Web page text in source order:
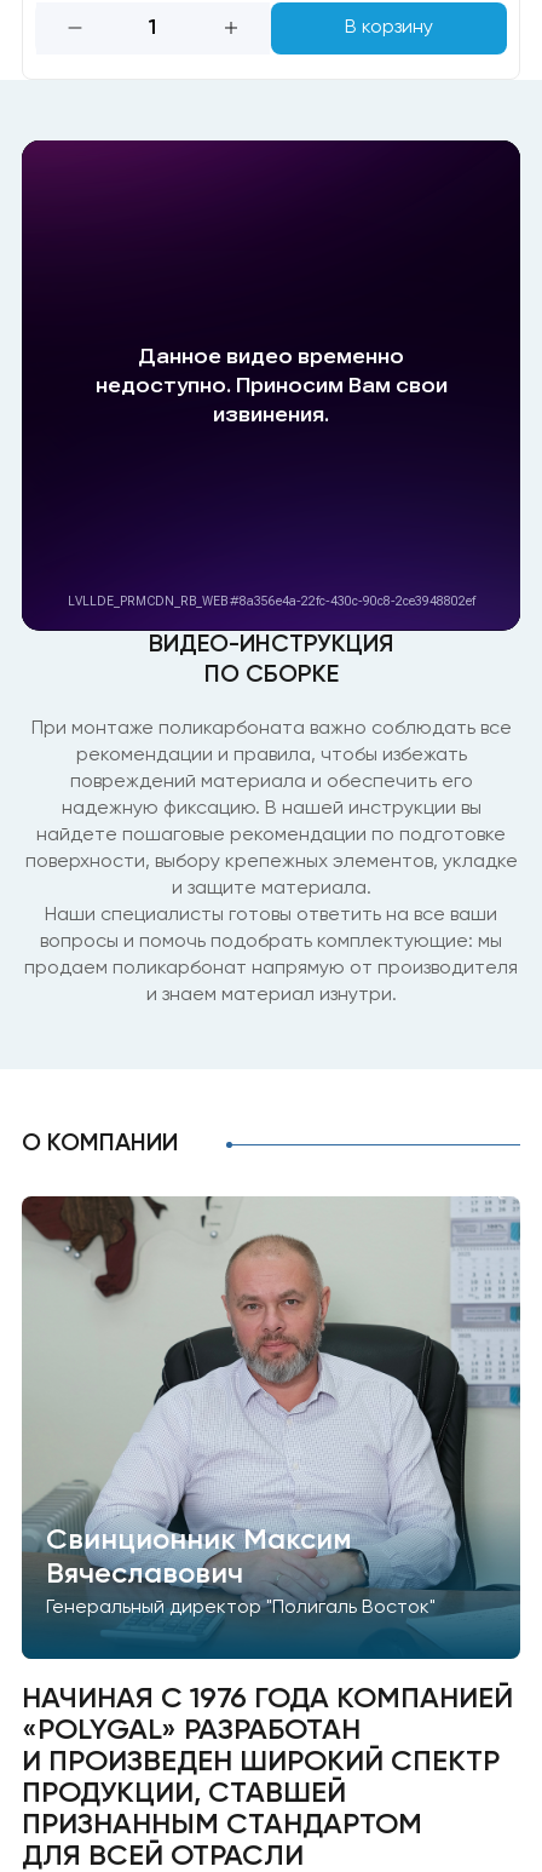
В корзину
ВИДЕО-ИНСТРУКЦИЯ
ПО СБОРКЕ
При монтаже поликарбоната важно соблюдать все
рекомендации и правила, чтобы избежать
повреждений материала и обеспечить его
надежную фиксацию. В нашей инструкции вы
найдете пошаговые рекомендации по подготовке
поверхности, выбору крепежных элементов, укладке
и защите материала.
Наши специалисты готовы ответить на все ваши
вопросы и помочь подобрать комплектующие: мы
продаем поликарбонат напрямую от производителя
и знаем материал изнутри.
О КОМПАНИИ
Свинционник Максим
Вячеславович
Генеральный директор "Полигаль Восток"
НАЧИНАЯ С 1976 ГОДА КОМПАНИЕЙ
«POLYGAL» РАЗРАБОТАН
И ПРОИЗВЕДЕН ШИРОКИЙ СПЕКТР
ПРОДУКЦИИ, СТАВШЕЙ
ПРИЗНАННЫМ СТАНДАРТОМ
ДЛЯ ВСЕЙ ОТРАСЛИ